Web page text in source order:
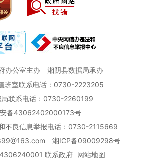
办公室主办
湘阴县数据局承办
班室联系电话：0730-2223205
局联系电话：0730-2260199
备43062402000173号
不良信息举报电话：0730-2115669
湘ICP备09009298号
联系政府 网站地图